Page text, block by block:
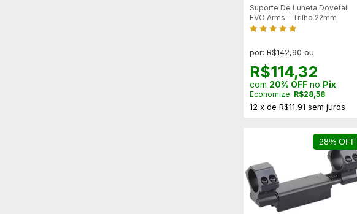
Suporte De Luneta Dovetail
EVO Arms - Trilho 22mm
por: R$142,90 ou
R$114,32
com 20% OFF no Pix
Economize: R$28,58
12 x de R$11,91 sem juros
28% OFF